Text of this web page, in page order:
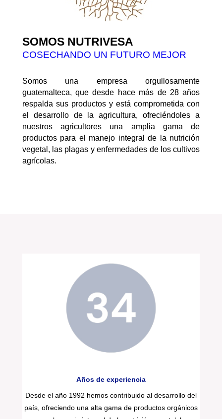
SOMOS NUTRIVESA
COSECHANDO UN FUTURO MEJOR
Somos una empresa orgullosamente
guatemalteca, que desde hace más de 28 años
respalda sus productos y está comprometida con
el desarrollo de la agricultura, ofreciéndoles a
nuestros agricultores una amplia gama de
productos para el manejo integral de la nutrición
vegetal, las plagas y enfermedades de los cultivos
agrícolas.
Años de experiencia
Desde el año 1992 hemos contribuido al desarrollo del
país, ofreciendo una alta gama de productos orgánicos